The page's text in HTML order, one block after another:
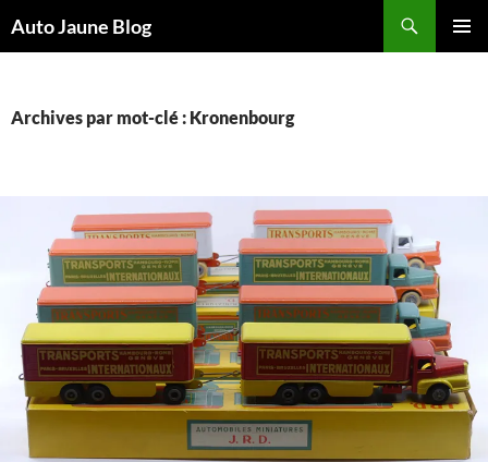
Auto Jaune Blog
Archives par mot-clé : Kronenbourg